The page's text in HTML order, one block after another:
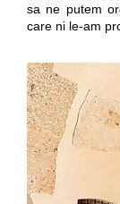
sa ne putem
care ni le-am